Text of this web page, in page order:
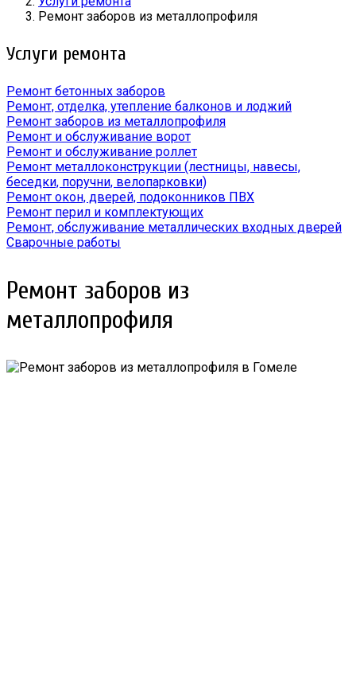
Ремонт заборов из металлопрофиля
Услуги ремонта
Ремонт бетонных заборов
Ремонт, отделка, утепление балконов и лоджий
Ремонт заборов из металлопрофиля
Ремонт и обслуживание ворот
Ремонт и обслуживание роллет
Ремонт металлоконструкции (лестницы, навесы,
беседки, поручни, велопарковки)
Ремонт окон, дверей, подоконников ПВХ
Ремонт перил и комплектующих
Ремонт, обслуживание металлических входных дверей
Сварочные работы
Ремонт заборов из
металлопрофиля